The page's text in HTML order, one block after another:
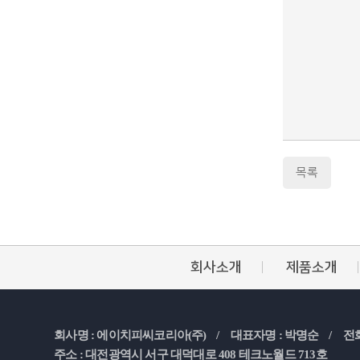
목록
회사소개 제품소개
회사명 : 에이치피씨코리아(주) / 대표자명 : 박명순 / 전
주소 : 대전광역시 서구 대덕대로 408 테크노월드 713호